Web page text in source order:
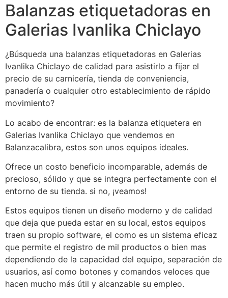
Balanzas etiquetadoras en
Galerias Ivanlika Chiclayo
¿Búsqueda una balanzas etiquetadoras en Galerias
Ivanlika Chiclayo de calidad para asistirlo a fijar el
precio de su carnicería, tienda de conveniencia,
panadería o cualquier otro establecimiento de rápido
movimiento?
Lo acabo de encontrar: es la balanza etiquetera en
Galerias Ivanlika Chiclayo que vendemos en
Balanzacalibra, estos son unos equipos ideales.
Ofrece un costo beneficio incomparable, además de
precioso, sólido y que se integra perfectamente con el
entorno de su tienda. si no, ¡veamos!
Estos equipos tienen un diseño moderno y de calidad
que deja que pueda estar en su local, estos equipos
traen su propio software, el como es un sistema eficaz
que permite el registro de mil productos o bien mas
dependiendo de la capacidad del equipo, separación de
usuarios, así como botones y comandos veloces que
hacen mucho más útil y alcanzable su empleo.